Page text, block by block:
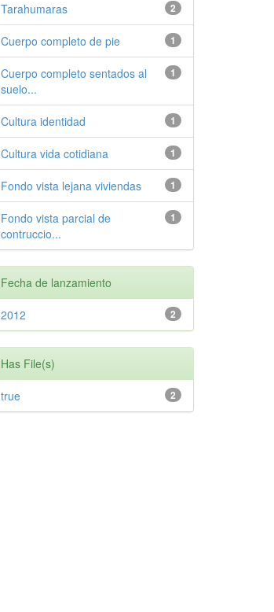
2
Tarahumaras
1
Cuerpo completo de pie
1
Cuerpo completo sentados al
suelo...
1
Cultura identidad
1
Cultura vida cotidiana
1
Fondo vista lejana viviendas
1
Fondo vista parcial de
contruccio...
Fecha de lanzamiento
2
2012
Has File(s)
2
true